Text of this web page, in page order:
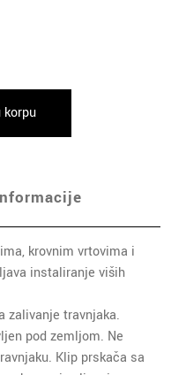
korpu
krovnim vrtovima i
instaliranje viših
zalivanje travnjaka.
pod zemljom. Ne
Klip prskača sa